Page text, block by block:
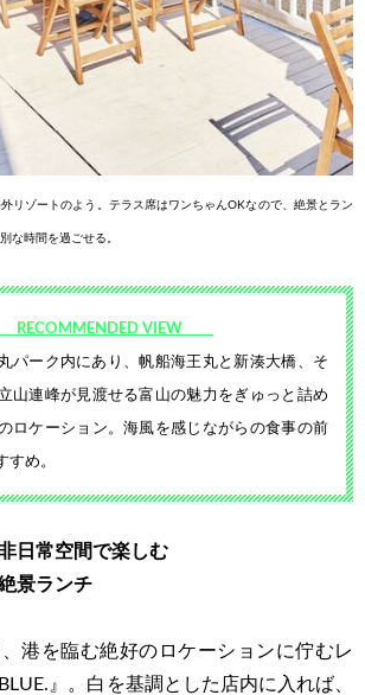
リゾートのよう。テラス席はワ ンちゃんOKなので、絶景とラン
別な時間を過ごせる。
VIEW
パーク内にあ り、帆船海王丸と新湊大橋、そ
山連峰が見渡せる富 山の魅力をぎゅっと詰め
ロケーション。海風を感じ ながらの食事の前
すめ。
日常空間で楽しむ
景ランチ
港を臨む絶好のロケーションに佇むレ
』。白を基調とした店内に入れば、